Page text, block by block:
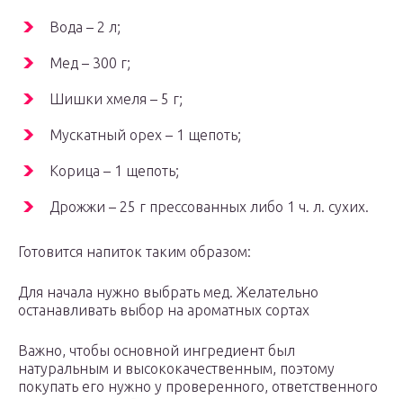
Вода – 2 л;
Мед – 300 г;
Шишки хмеля – 5 г;
Мускатный орех – 1 щепоть;
Корица – 1 щепоть;
Дрожжи – 25 г прессованных либо 1 ч. л. сухих.
Готовится напиток таким образом:
Для начала нужно выбрать мед. Желательно
останавливать выбор на ароматных сортах
Важно, чтобы основной ингредиент был
натуральным и высококачественным, поэтому
покупать его нужно у проверенного, ответственного